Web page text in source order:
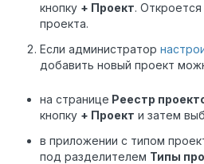
кнопку + Проект.
проекта.
Если администратор
добавить новый проект
на странице Реестр
кнопку + Проект и затем
в приложении с типом
под разделителем Типы